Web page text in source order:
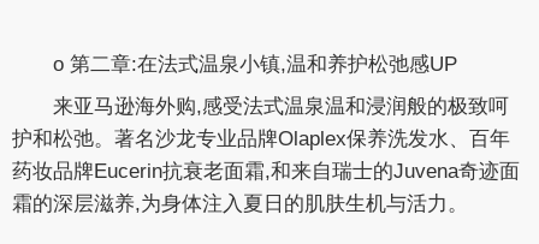
o 第二章:在法式温泉小镇,温和养护松弛感UP
来亚马逊海外购,感受法式温泉温和浸润般的极致呵
护和松弛。著名沙龙专业品牌Olaplex保养洗发水、百年
药妆品牌Eucerin抗衰老面霜,和来自瑞士的Juvena奇迹面
霜的深层滋养,为身体注入夏日的肌肤生机与活力。